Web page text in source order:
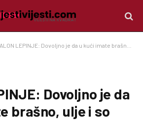
LEPINJE: Dovoljno je da u kući imate brašno, ulje i so
Dovoljno je da
brašno, ulje i so